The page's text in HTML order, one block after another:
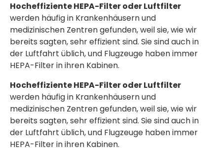
Hocheffiziente HEPA-Filter oder Luftfilter
werden häufig in Krankenhäusern und
medizinischen Zentren gefunden, weil sie, wie wir
bereits sagten, sehr effizient sind. Sie sind auch in
der Luftfahrt üblich, und Flugzeuge haben immer
HEPA-Filter in ihren Kabinen.
Hocheffiziente HEPA-Filter oder Luftfilter
werden häufig in Krankenhäusern und
medizinischen Zentren gefunden, weil sie, wie wir
bereits sagten, sehr effizient sind. Sie sind auch in
der Luftfahrt üblich, und Flugzeuge haben immer
HEPA-Filter in ihren Kabinen.